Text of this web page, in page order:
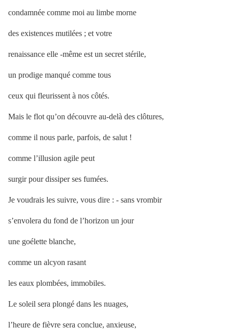
condamnée comme moi au limbe morne
des existences mutilées ; et votre
renaissance elle -même est un secret stérile,
un prodige manqué comme tous
ceux qui fleurissent à nos côtés.
Mais le flot qu’on découvre au-delà des clôtures,
comme il nous parle, parfois, de salut !
comme l’illusion agile peut
surgir pour dissiper ses fumées.
Je voudrais les suivre, vous dire : - sans vrombir
s’envolera du fond de l’horizon un jour
une goélette blanche,
comme un alcyon rasant
les eaux plombées, immobiles.
Le soleil sera plongé dans les nuages,
l’heure de fièvre sera conclue, anxieuse,